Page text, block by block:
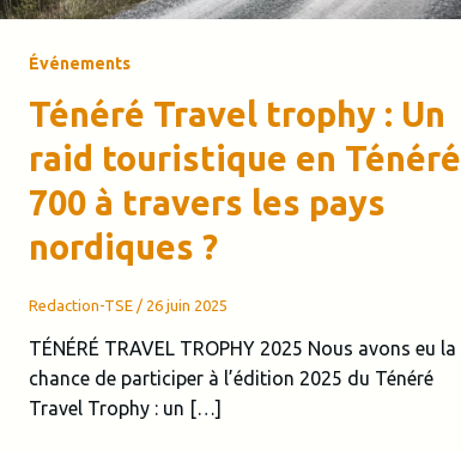
Événements
Ténéré Travel trophy : Un
raid touristique en Ténéré
700 à travers les pays
nordiques ?
Redaction-TSE / 26 juin 2025
TÉNÉRÉ TRAVEL TROPHY 2025 Nous avons eu la
chance de participer à l’édition 2025 du Ténéré
Travel Trophy : un […]